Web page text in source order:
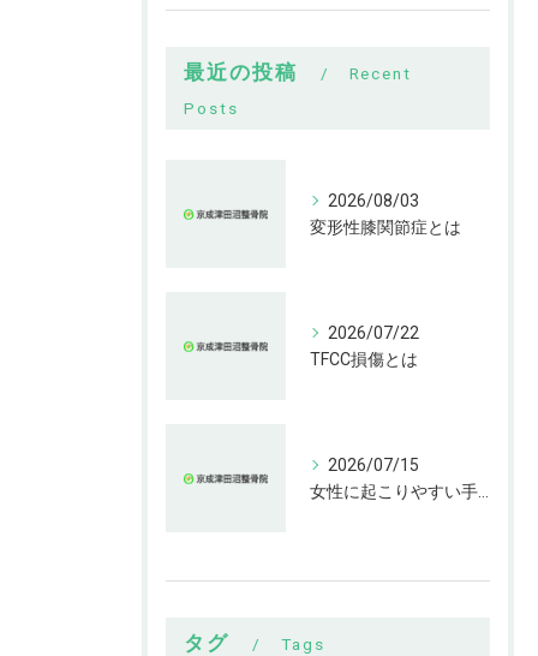
最近の投稿
Recent
Posts
2026/08/03
変形性膝関節症とは
2026/07/22
TFCC損傷とは
2026/07/15
タグ Tags